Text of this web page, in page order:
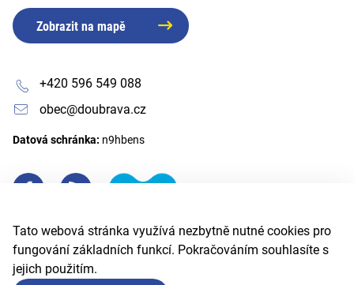
Tato webová stránka využívá nezbytně nutné cookies pro
fungování základních funkcí. Pokračováním souhlasíte s
jejich použitím.
Zobrazit na mapě
+420 596 549 088
obec@doubrava.cz
Datová schránka: n9hbens